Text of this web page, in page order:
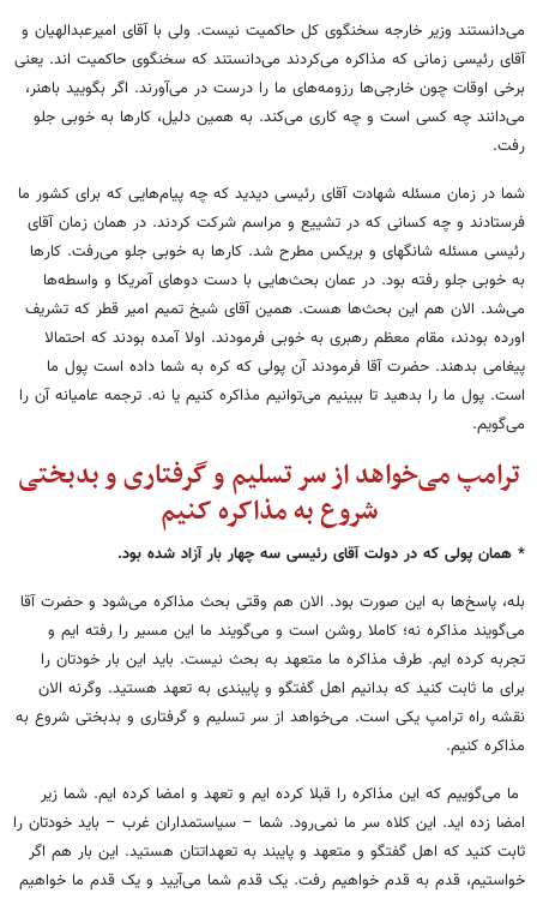
می‌دانستند وزیر خارجه سخنگوی کل حاکمیت نیست. ولی با آقای امیرعبدالهیان و
آقای رئیسی زمانی که مذاکره می‌کردند می‌دانستند که سخنگوی حاکمیت اند. یعنی
برخی اوقات چون خارجی‌ها رزومه‌های ما را درست در می‌آورند. اگر بگویید باهنر،
می‌دانند چه کسی است و چه کاری می‌کند. به همین دلیل، کارها به خوبی جلو
رفت.
شما در زمان مسئله شهادت آقای رئیسی دیدید که چه پیام‌هایی که برای کشور ما
فرستادند و چه کسانی که در تشییع و مراسم شرکت کردند. در همان زمان آقای
رئیسی مسئله شانگهای و بریکس مطرح شد. کارها به خوبی جلو می‌رفت. کارها
به خوبی جلو رفته بود. در عمان بحث‌هایی با دست دوهای آمریکا و واسطه‌ها
می‌شد. الان هم این بحث‌ها هست. همین آقای شیخ تمیم امیر قطر که تشریف
اورده بودند، مقام معظم رهبری به خوبی فرمودند. اولا آمده بودند که احتمالا
پیغامی بدهند. حضرت آقا فرمودند آن پولی که کره به شما داده است پول ما
است. پول ما را بدهید تا ببینیم می‌توانیم مذاکره کنیم یا نه. ترجمه عامیانه آن را
می‌گویم.
ترامپ می‌خواهد از سر تسلیم و گرفتاری و بدبختی
شروع به مذاکره کنیم
* همان پولی که در دولت آقای رئیسی سه چهار بار آزاد شده بود.
بله، پاسخ‌ها به این صورت بود. الان هم وقتی بحث مذاکره می‌شود و حضرت آقا
می‌گویند مذاکره نه؛ کاملا روشن است و می‌گویند ما این مسیر را رفته ایم و
تجربه کرده ایم. طرف مذاکره ما متعهد به بحث نیست. باید این بار خودتان را
برای ما ثابت کنید که بدانیم اهل گفتگو و پایبندی به تعهد هستید. وگرنه الان
نقشه راه ترامپ یکی است. می‌خواهد از سر تسلیم و گرفتاری و بدبختی شروع به
مذاکره کنیم.
ما می‌گوییم که این مذاکره را قبلا کرده ایم و تعهد و امضا کرده ایم. شما زیر
امضا زده اید. این کلاه سر ما نمی‌رود. شما – سیاستمداران غرب – باید خودتان را
ثابت کنید که اهل گفتگو و متعهد و پایبند به تعهداتتان هستید. این بار هم اگر
خواستیم، قدم به قدم خواهیم رفت. یک قدم شما می‌آیید و یک قدم ما خواهیم